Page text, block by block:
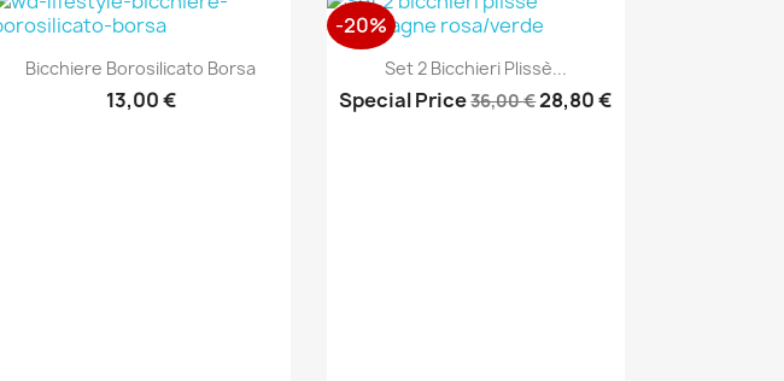
 Anteprima
Bicchiere Borosilicato Borsa
13,00 €
Anteprima
Set 2 Bicchieri Plissè...
Special Price36,00 €28,80 €
-20%